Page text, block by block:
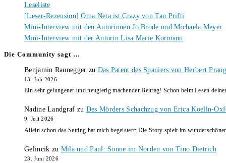
Leseliste
[Leser-Rezension] Oma Neta ist Crazy von Tan Prifti
Mini-Interview mit den Autorinnen Jo Brode und Michaela Meyer
Mini-Interview mit der Autorin Lisa Marie Kormann
Die Community sagt …
Benjamin Raunegger zu Das Patent des Spaniers von Herbert
13. Juli 2026
Ein sehr gelungener und neugierig machender Beitrag! Schon beim Lesen
Nadine Landgraf zu Des Mörders Schachzug von Erica Koelln-
9. Juli 2026
Allein schon das Setting hat mich begeistert: Die Story spielt im
Gelincik zu Mila und Paul: Sonne im Norden von Tino Dietrich
23. Juni 2026